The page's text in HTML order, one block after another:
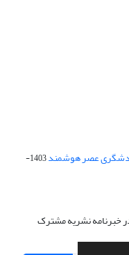
عصر هوشمند
1403-
خبرنامه نشریه مشترک